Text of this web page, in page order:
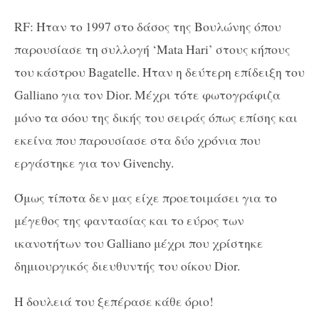
RF: Ήταν το 1997 στο δάσος της Βουλώνης όπου
παρουσίασε τη συλλογή ‘Mata Hari’ στους κήπους
του κάστρου Bagatelle. Ήταν η δεύτερη επίδειξη του
Galliano για τον Dior. Μέχρι τότε φωτογράφιζα
μόνο τα σόου της δικής του σειράς όπως επίσης και
εκείνα που παρουσίασε στα δύο χρόνια που
εργάστηκε για τον Givenchy.
Όμως τίποτα δεν μας είχε προετοιμάσει για το
μέγεθος της φαντασίας και το εύρος των
ικανοτήτων του Galliano μέχρι που χρίστηκε
δημιουργικός διευθυντής του οίκου Dior.
Η δουλειά του ξεπέρασε κάθε όριο!